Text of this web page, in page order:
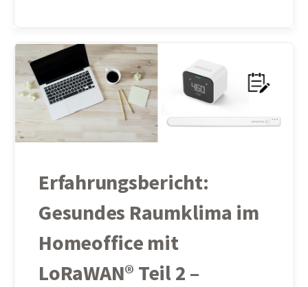
Erfahrungsbericht:
Gesundes Raumklima im
Homeoffice mit
LoRaWAN® Teil 2 –